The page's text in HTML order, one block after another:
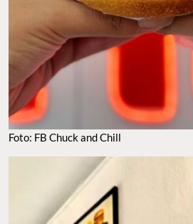
Foto: FB Chuck and Chill